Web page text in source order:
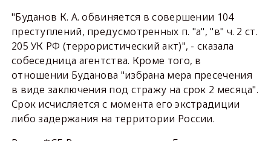
"Буданов К. А. обвиняется в совершении 104
преступлений, предусмотренных п. "а", "в" ч. 2 ст.
205 УК РФ (террористический акт)", - сказала
собеседница агентства. Кроме того, в
отношении Буданова "избрана мера пресечения
в виде заключения под стражу на срок 2 месяца".
Срок исчисляется с момента его экстрадиции
либо задержания на территории России.